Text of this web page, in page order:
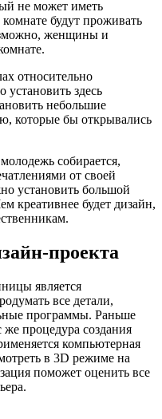
не может иметь
будут проживать
женщины и
относительно
установить здесь
небольшие
которые бы открывались
собирается,
от своей
установить большой
креативнее будет дизайн,
проекта
является
все детали,
программы. Раньше
процедура создания
компьютерная
в 3D режиме на
поможет оценить все